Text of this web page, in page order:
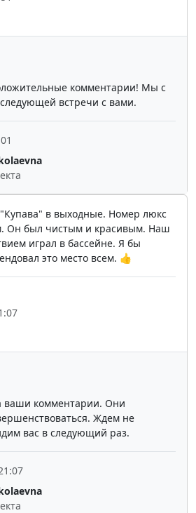
комментарии! Мы с
встречи с вами.
в выходные. Номер люкс
Он был чистым и красивым. Наш
играл в бассейне. Я бы
это место всем. 👍
ваши комментарии. Они
Ждем не
вас в следующий раз.